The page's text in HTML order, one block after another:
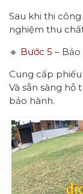
Sau khi thi
nghiệm thu
🔹 Bước 5 –
Cung cấp
Và sẵn sàng hỗ
bảo hành.